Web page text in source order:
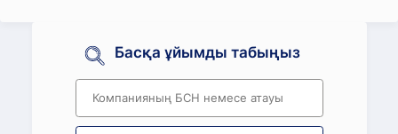
Басқа ұйымды табыңыз